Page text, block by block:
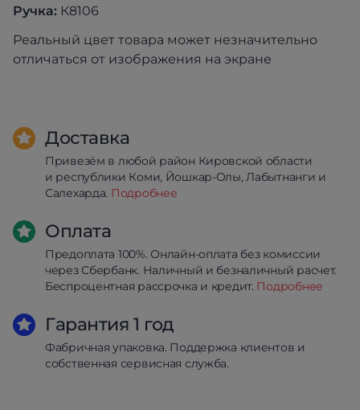
Ручка: К8106
Реальный цвет товара может незначительно
отличаться от изображения на экране
Доставка
Привезём в любой район Кировской области
и республики Коми, Йошкар-Олы, Лабытнанги и
Салехарда. Подробнее
Оплата
Предоплата 100%. Онлайн-оплата без комиссии
через Сбербанк. Наличный и безналичный расчет.
Беспроцентная рассрочка и кредит. Подробнее
Гарантия 1 год
Фабричная упаковка. Поддержка клиентов и
собственная сервисная служба.